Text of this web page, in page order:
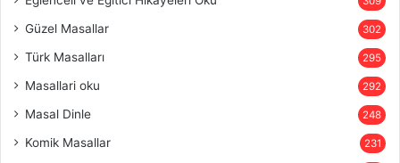
Güzel Masallar 302
Türk Masalları 295
Masallari oku 292
Masal Dinle 248
Komik Masallar 231